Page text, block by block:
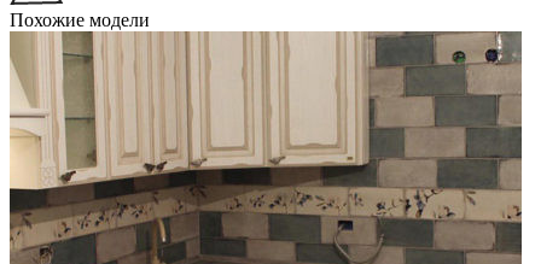
Похожие модели